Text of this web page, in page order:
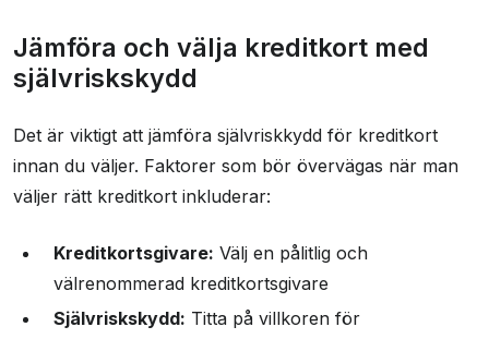
Jämföra och välja kreditkort med
självriskskydd
Det är viktigt att jämföra självriskkydd för kreditkort
innan du väljer. Faktorer som bör övervägas när man
väljer rätt kreditkort inkluderar:
Kreditkortsgivare: Välj en pålitlig och
välrenommerad kreditkortsgivare
Självriskskydd: Titta på villkoren för